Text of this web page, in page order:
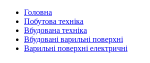
Головна
Побутова техніка
Вбудована техніка
Вбудовані варильні поверхні
Варильні поверхні електричні